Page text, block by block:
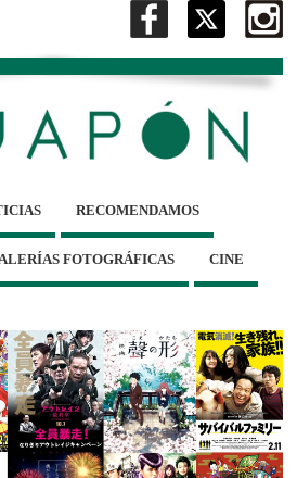
RECOMENDAMOS
FOTOGRÁFICAS CINE